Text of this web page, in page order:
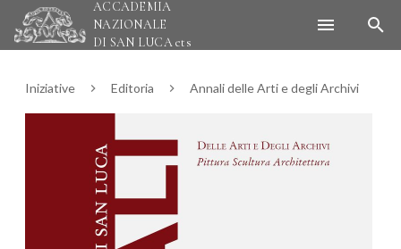
ACCADEMIA
NAZIONALE
DI SAN LUCAets
Iniziative Editoria Annali delle Arti e degli Archivi